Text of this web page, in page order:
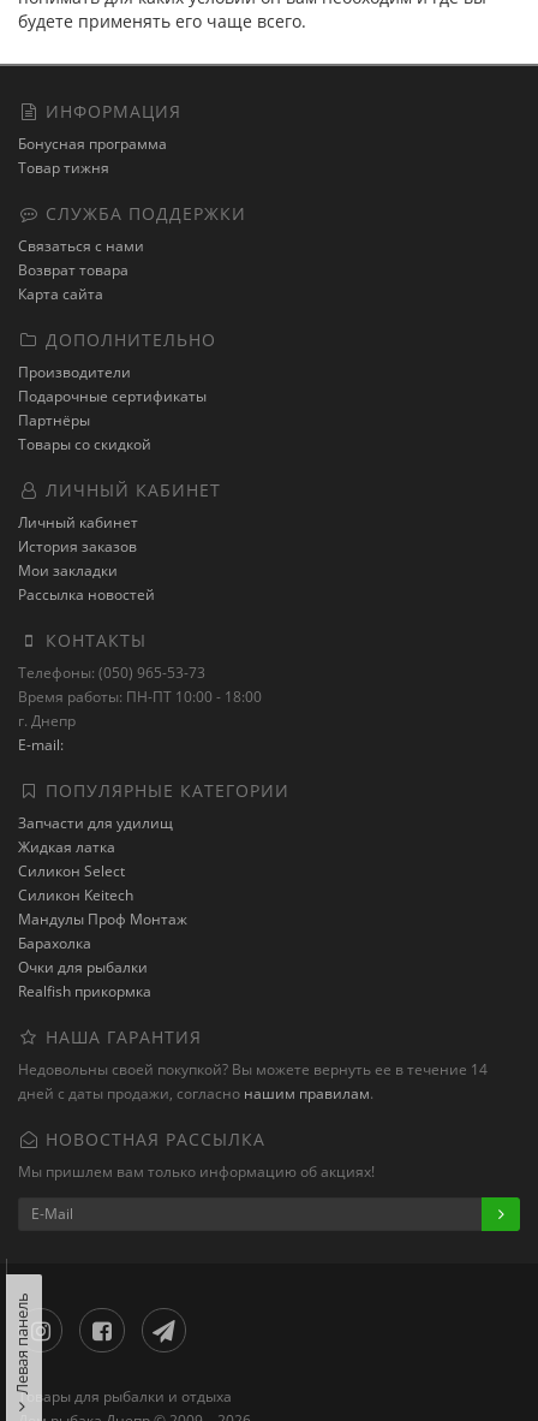
будете применять его чаще всего.
ИНФОРМАЦИЯ
Бонусная программа
Товар тижня
СЛУЖБА ПОДДЕРЖКИ
Связаться с нами
Возврат товара
Карта сайта
ДОПОЛНИТЕЛЬНО
Производители
Подарочные сертификаты
Партнёры
Товары со скидкой
ЛИЧНЫЙ КАБИНЕТ
Личный кабинет
История заказов
Мои закладки
Рассылка новостей
КОНТАКТЫ
Телефоны: (050) 965-53-73
Время работы: ПН-ПТ 10:00 - 18:00
г. Днепр
E-mail:
ПОПУЛЯРНЫЕ КАТЕГОРИИ
Запчасти для удилищ
Жидкая латка
Силикон Select
Силикон Keitech
Мандулы Проф Монтаж
Барахолка
Очки для рыбалки
Realfish прикормка
НАША ГАРАНТИЯ
Недовольны своей покупкой? Вы можете вернуть ее в течение 14
дней с даты продажи, согласно нашим правилам.
НОВОСТНАЯ РАССЫЛКА
Мы пришлем вам только информацию об акциях!
Товары для рыбалки и отдыха
Левая панель